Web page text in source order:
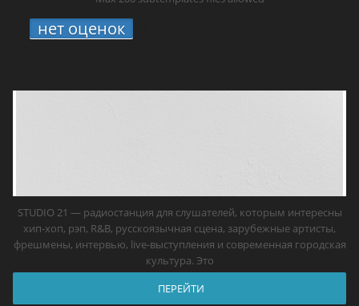
нет оценок
STUDIO 21 — радиостанция для слушателей, которым интересны
хип-хоп, рэп, R&B, русскоязычная сцена, зарубежные артисты,
фрешмены, интервью, live-выступления и современная городская
культура. Это
ПЕРЕЙТИ